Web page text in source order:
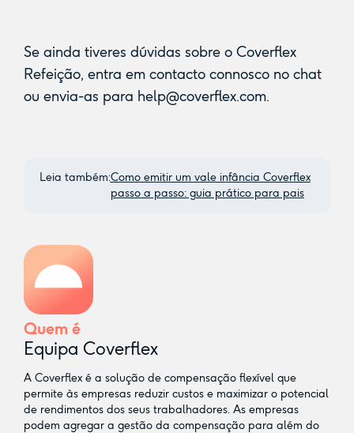
Se ainda tiveres dúvidas sobre o Coverflex
Refeição, entra em contacto connosco no chat
ou envia-as para help@coverflex.com.
Leia também:Como emitir um vale infância Coverflex
passo a passo: guia prático para pais
Quem é
Equipa Coverflex
A Coverflex é a solução de compensação flexível que
permite às empresas reduzir custos e maximizar o potencial
de rendimentos dos seus trabalhadores. As empresas
podem agregar a gestão da compensação para além do